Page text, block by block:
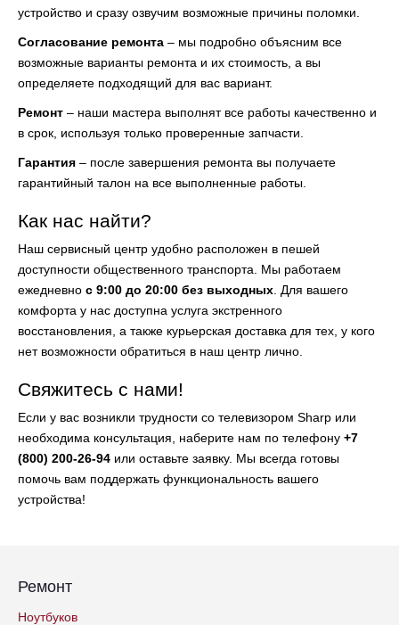
устройство и сразу озвучим возможные причины поломки.
Согласование ремонта – мы подробно объясним все
возможные варианты ремонта и их стоимость, а вы
определяете подходящий для вас вариант.
Ремонт – наши мастера выполнят все работы качественно и
в срок, используя только проверенные запчасти.
Гарантия – после завершения ремонта вы получаете
гарантийный талон на все выполненные работы.
Как нас найти?
Наш сервисный центр удобно расположен в пешей
доступности общественного транспорта. Мы работаем
ежедневно с 9:00 до 20:00 без выходных . Для вашего
комфорта у нас доступна услуга экстренного
восстановления, а также курьерская доставка для тех, у кого
нет возможности обратиться в наш центр лично.
Свяжитесь с нами!
Если у вас возникли трудности со телевизором Sharp или
необходима консультация, наберите нам по телефону +7
(800) 200-26-94 или оставьте заявку. Мы всегда готовы
помочь вам поддержать функциональность вашего
устройства!
Ремонт
Ноутбуков